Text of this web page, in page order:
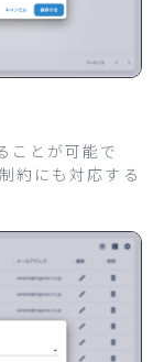
ことが可能で
約にも対応する